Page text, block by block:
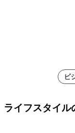
ビ
ライフスタイル